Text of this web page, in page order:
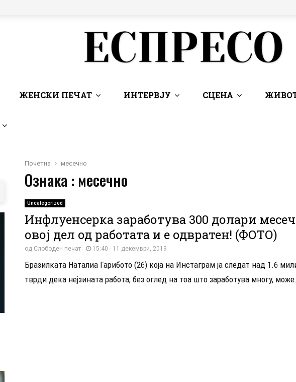
ЖЕНСКИ ПЕЧАТ ИНТЕРВЈУ СЦЕНА
Почетна месечно
Ознака : месечно
Uncategorized
Инфлуенсерка заработува 300 долари
овој дел од работата и е одвратен! (ФОТО)
од Слободен печат 15:40 - 11 декември, 2019
Бразилката Наталиа Гарибото (26) којa на Инстаграм ја следат над 1.6
тврди дека нејзината работа, без оглед на тоа што заработува многу,